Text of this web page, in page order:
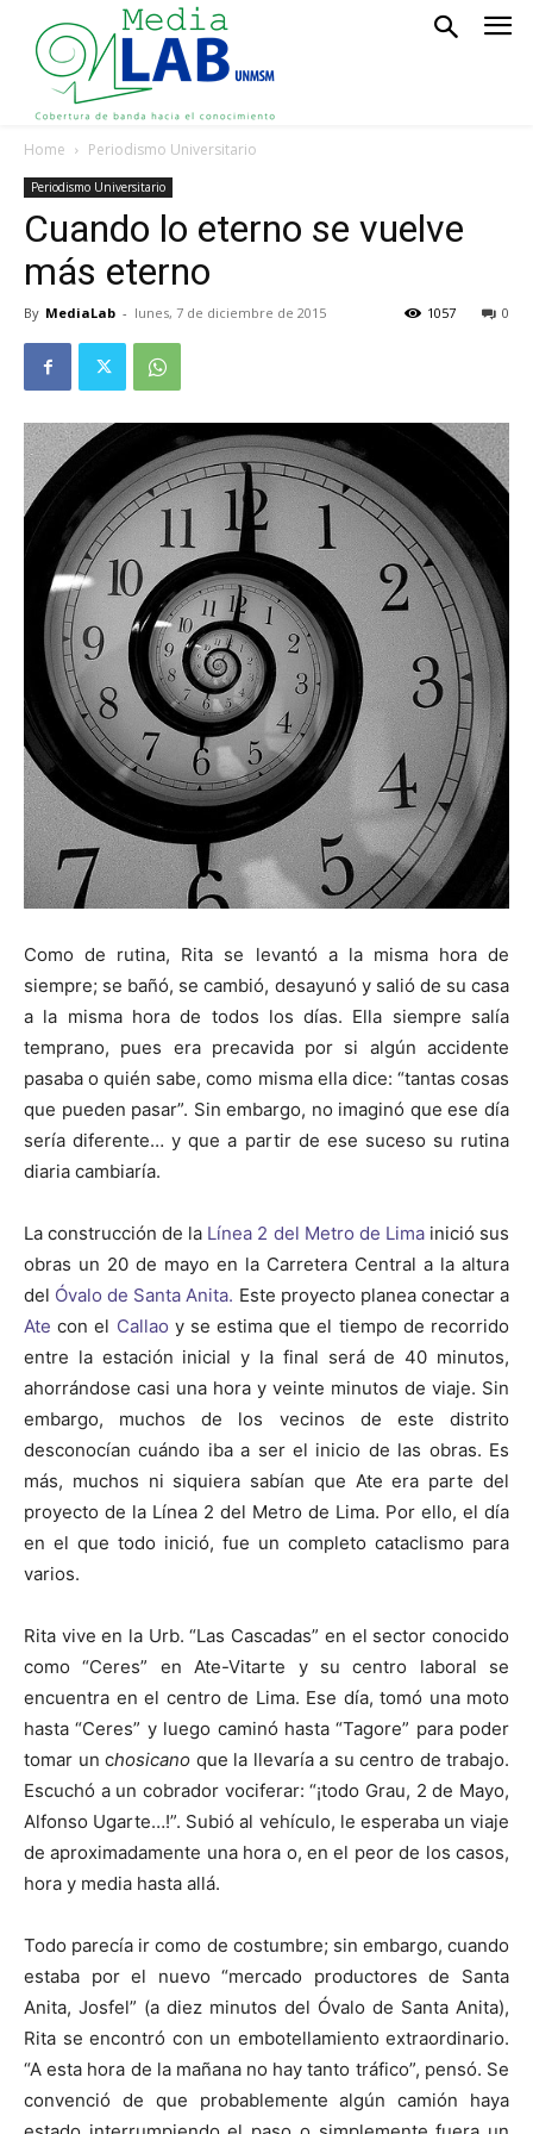
Home Periodismo Universitario
Periodismo Universitario
Cuando lo eterno se vuelve
más eterno
By MediaLab - lunes, 7 de diciembre de 2015 0
1057
Como de rutina, Rita se levantó a la misma hora de
siempre; se bañó, se cambió, desayunó y salió de su casa
a la misma hora de todos los días. Ella siempre salía
temprano, pues era precavida por si algún accidente
pasaba o quién sabe, como misma ella dice: “tantas cosas
que pueden pasar”. Sin embargo, no imaginó que ese día
sería diferente… y que a partir de ese suceso su rutina
diaria cambiaría.
La construcción de la Línea 2 del Metro de Limainició sus
obras un 20 de mayo en la Carretera Central a la altura
del Óvalo de Santa Anita. Este proyecto planea conectar a
Atecon el Callao y se estima que el tiempo de recorrido
entre la estación inicial y la final será de 40 minutos,
ahorrándose casi una hora y veinte minutos de viaje. Sin
embargo, muchos de los vecinos de este distrito
desconocían cuándo iba a ser el inicio de las obras. Es
más, muchos ni siquiera sabían que Ate era parte del
proyecto de la Línea 2 del Metro de Lima. Por ello, el día
en el que todo inició, fue un completo cataclismo para
varios.
Rita vive en la Urb. “Las Cascadas” en el sector conocido
como “Ceres” en Ate-Vitarte y su centro laboral se
encuentra en el centro de Lima. Ese día, tomó una moto
hasta “Ceres” y luego caminó hasta “Tagore” para poder
tomar un chosicano que la llevaría a su centro de trabajo.
Escuchó a un cobrador vociferar: “¡todo Grau, 2 de Mayo,
Alfonso Ugarte…!”. Subió al vehículo, le esperaba un viaje
de aproximadamente una hora o, en el peor de los casos,
hora y media hasta allá.
Todo parecía ir como de costumbre; sin embargo, cuando
estaba por el nuevo “mercado productores de Santa
Anita, Josfel” (a diez minutos del Óvalo de Santa Anita),
Rita se encontró con un embotellamiento extraordinario.
“A esta hora de la mañana no hay tanto tráfico”, pensó. Se
convenció de que probablemente algún camión haya